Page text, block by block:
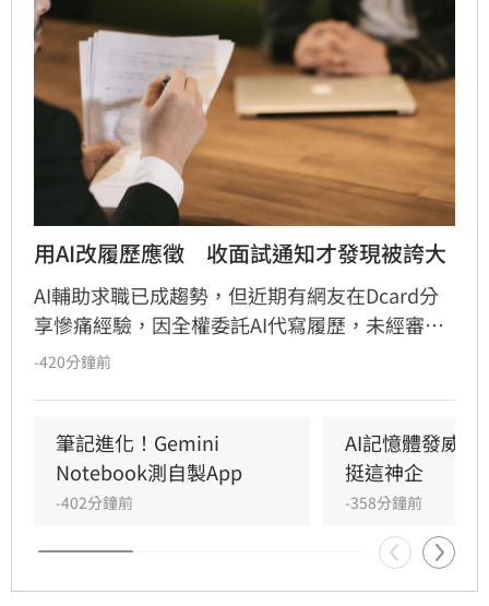
用AI改履歷應徵　收面試通知才發現被誇大
AI輔助求職已成趨勢，但近期有網友在Dcard分
享慘痛經驗，因全權委託AI代寫履歷，未經審核
即投遞，結果履歷被AI自動「腦補」誇大，將協
實際能力不符恐面臨社死。專家與網友建議，AI
僅適合作為修飾語句的工具，而非內容產出者。
求職者應先撰寫真實初稿，再請AI優化，並給予
明確指令避免誇大，最終審核仍需回歸自身，確
保履歷內容真實可靠，以免因誠信問題在面試環
節遭淘汰，影響職涯發展。
-420分鐘前
筆記進化！Gemini
Notebook測自製App
-402分鐘前
AI記憶體發威！
挺這神企
-358分鐘前